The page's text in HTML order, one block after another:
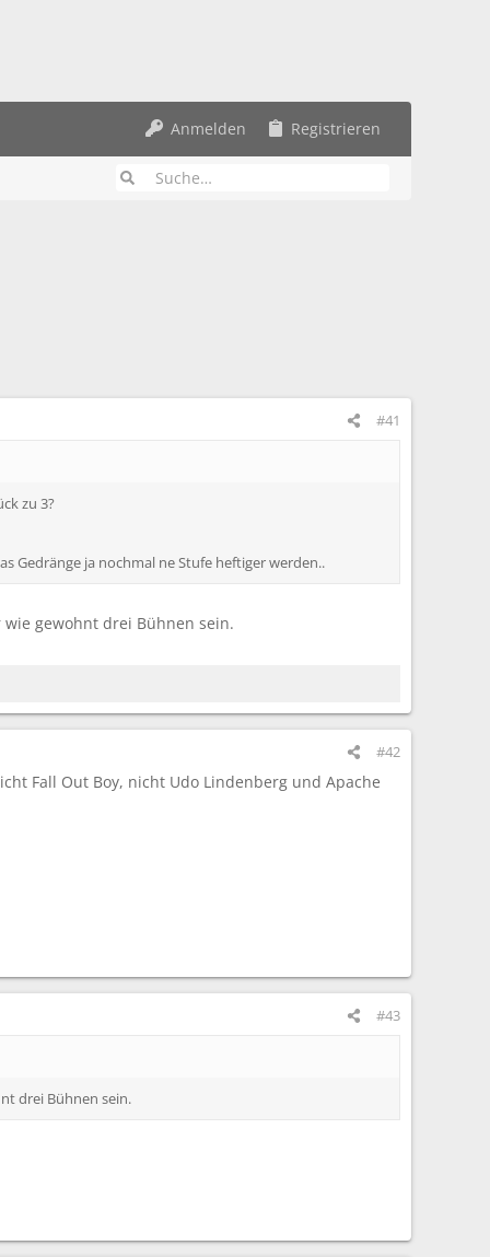
Anmelden Registrieren
#41
zu 3?
Gedränge ja nochmal ne Stufe heftiger werden..
gewohnt drei Bühnen sein.
#42
Fall Out Boy, nicht Udo Lindenberg und Apache
#43
drei Bühnen sein.